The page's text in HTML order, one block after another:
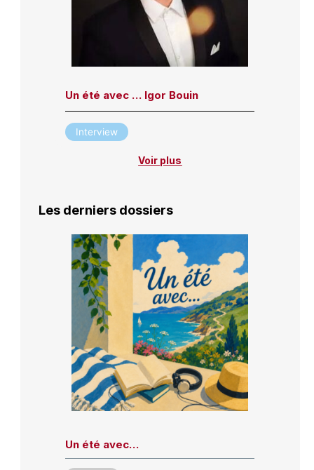
Un été avec … Igor Bouin
Interview
Voir plus
Les derniers dossiers
Un été avec…